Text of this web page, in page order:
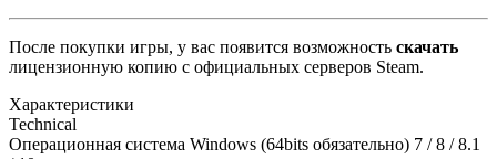
После покупки игры, у вас появится возможность скачать
лицензионную копию с официальных серверов Steam.
Характеристики
Technical
Операционная система Windows (64bits обязательно) 7 / 8 / 8.1